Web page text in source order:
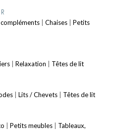
| Chaises| Petits
| Relaxation Têtes de lit
| Lits / Chevets| Têtes de lit
Petits meubles| Tableaux,